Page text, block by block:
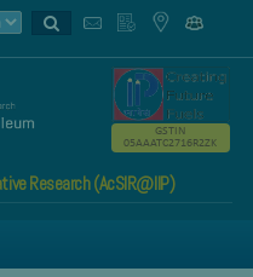
Research (AcSIR@IIP)
GSTIN
05AAATC2716R2ZK